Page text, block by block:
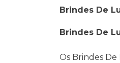
Brindes De
Brindes De
Os Brindes